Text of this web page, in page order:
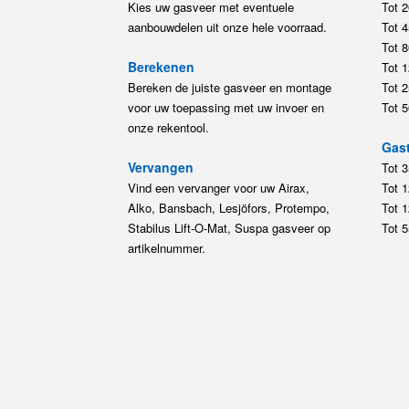
Kies uw gasveer met eventuele
aanbouwdelen uit onze hele voorraad.
Berekenen
Bereken de juiste gasveer en montage
voor uw toepassing met uw invoer en
onze rekentool.
Vervangen
Vind een vervanger voor uw Airax,
Alko, Bansbach, Lesjöfors, Protempo,
Stabilus Lift-O-Mat, Suspa gasveer op
artikelnummer.
Tot
Tot
Tot
Tot
Tot
Tot
Tot
Tot
Tot
Tot